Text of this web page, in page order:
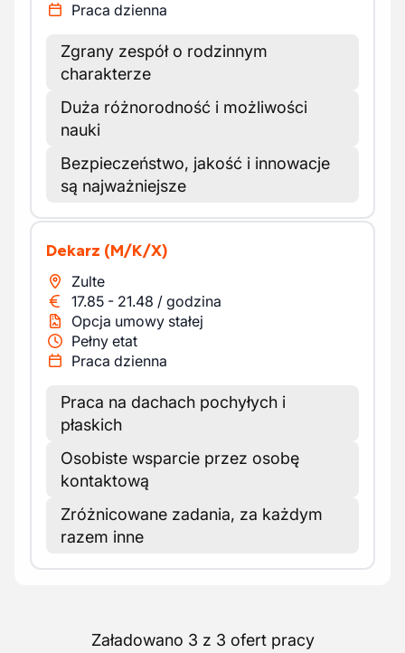
Praca dzienna
Zgrany zespół o rodzinnym
charakterze
Duża różnorodność i możliwości
nauki
Bezpieczeństwo, jakość i innowacje
są najważniejsze
Dekarz (M/K/X)
Zulte
17.85 - 21.48 / godzina
Opcja umowy stałej
Pełny etat
Praca dzienna
Praca na dachach pochyłych i
płaskich
Osobiste wsparcie przez osobę
kontaktową
Zróżnicowane zadania, za każdym
razem inne
Załadowano 3 z 3 ofert pracy